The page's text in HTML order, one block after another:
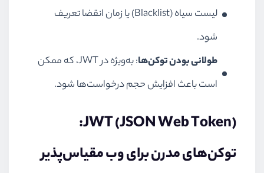
لیست سیاه (Blacklist) یا زمان انقضا تعریف
شود.
طولانی بودن توکن‌ها
: به‌ویژه در JWT، که ممکن
است باعث افزایش حجم درخواست‌ها شود.
JWT (JSON Web Token):
توکن‌های مدرن برای وب مقیاس‌پذیر